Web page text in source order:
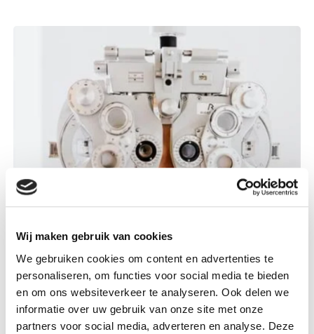
Wij maken gebruik van cookies
We gebruiken cookies om content en advertenties te
personaliseren, om functies voor social media te bieden
en om ons websiteverkeer te analyseren. Ook delen we
informatie over uw gebruik van onze site met onze
partners voor social media, adverteren en analyse. Deze
Hulpmiddel om je te helpen bij je
keuze
MijnOnderzoeksKeuze is een tool die je helpt om